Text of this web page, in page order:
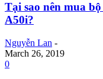
Tại sao nên mua
A50i?
Nguyễn Lan -
March 26, 2019
0